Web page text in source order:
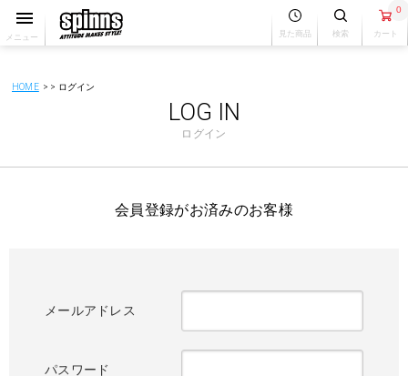
メニュー 見た商品 検索
0
カート
HOME ログイン
LOG IN
ログイン
会員登録がお済みのお客様
メールアドレス
パスワード